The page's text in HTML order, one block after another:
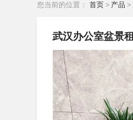
您当前的位置： 首页 > 产品 >
武汉办公室盆景